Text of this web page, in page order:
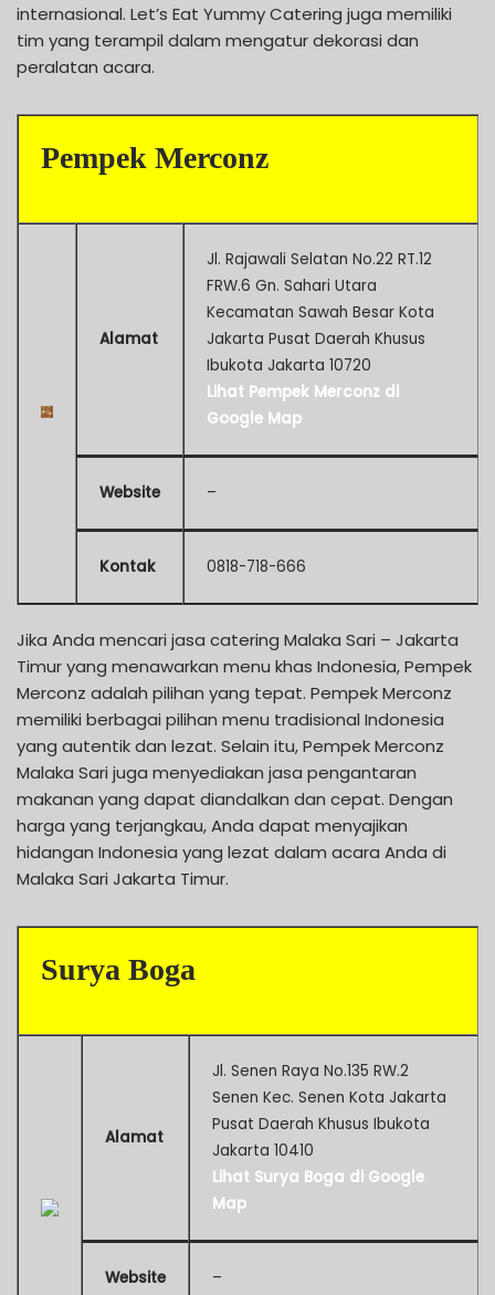
internasional. Let’s Eat Yummy Catering juga memiliki
tim yang terampil dalam mengatur dekorasi dan
peralatan acara.
Pempek Merconz
Alamat
Jl. Rajawali Selatan No.22 RT.12
FRW.6 Gn. Sahari Utara
Kecamatan Sawah Besar Kota
Jakarta Pusat Daerah Khusus
Ibukota Jakarta 10720
Lihat Pempek Merconz di
Google Map
Website –
Kontak 0818-718-666
Jika Anda mencari jasa catering Malaka Sari – Jakarta
Timur yang menawarkan menu khas Indonesia, Pempek
Merconz adalah pilihan yang tepat. Pempek Merconz
memiliki berbagai pilihan menu tradisional Indonesia
yang autentik dan lezat. Selain itu, Pempek Merconz
Malaka Sari juga menyediakan jasa pengantaran
makanan yang dapat diandalkan dan cepat. Dengan
harga yang terjangkau, Anda dapat menyajikan
hidangan Indonesia yang lezat dalam acara Anda di
Malaka Sari Jakarta Timur.
Surya Boga
Alamat
Jl. Senen Raya No.135 RW.2
Senen Kec. Senen Kota Jakarta
Pusat Daerah Khusus Ibukota
Jakarta 10410
Lihat Surya Boga di Google
Map
Website –